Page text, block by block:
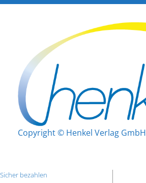
Copyright © Henkel Verlag GmbH
Sicher bezahlen